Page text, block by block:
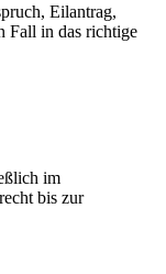
Eilantrag,
Fall in das richtige
im
bis zur